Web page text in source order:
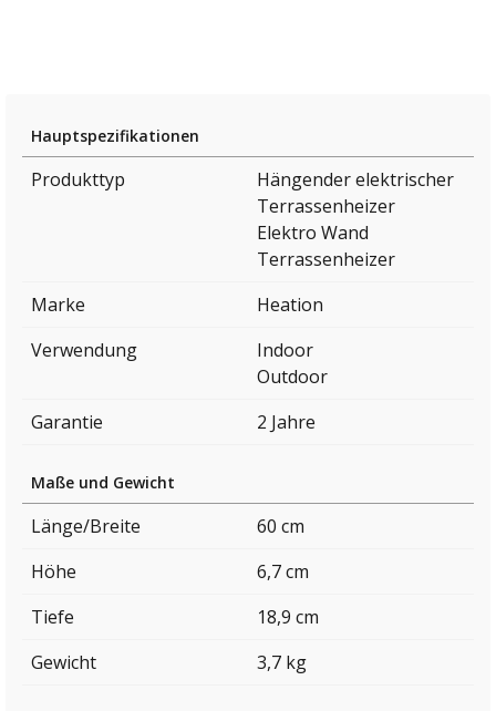
Hauptspezifikationen
Produkttyp
Hängender elektrischer
Terrassenheizer
Elektro Wand
Terrassenheizer
Marke
Heation
Verwendung
Indoor
Outdoor
Garantie
2 Jahre
Maße und Gewicht
Länge/Breite
60 cm
Höhe
6,7 cm
Tiefe
18,9 cm
Gewicht
3,7 kg